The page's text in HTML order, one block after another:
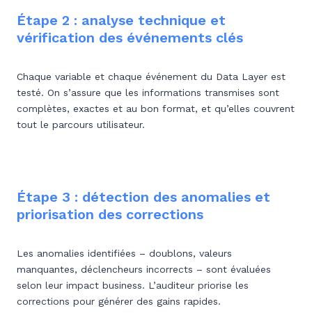
Étape 2 : analyse technique et
vérification des événements clés
Chaque variable et chaque événement du Data Layer est
testé. On s’assure que les informations transmises sont
complètes, exactes et au bon format, et qu’elles couvrent
tout le parcours utilisateur.
Étape 3 : détection des anomalies et
priorisation des corrections
Les anomalies identifiées – doublons, valeurs
manquantes, déclencheurs incorrects – sont évaluées
selon leur impact business. L’auditeur priorise les
corrections pour générer des gains rapides.